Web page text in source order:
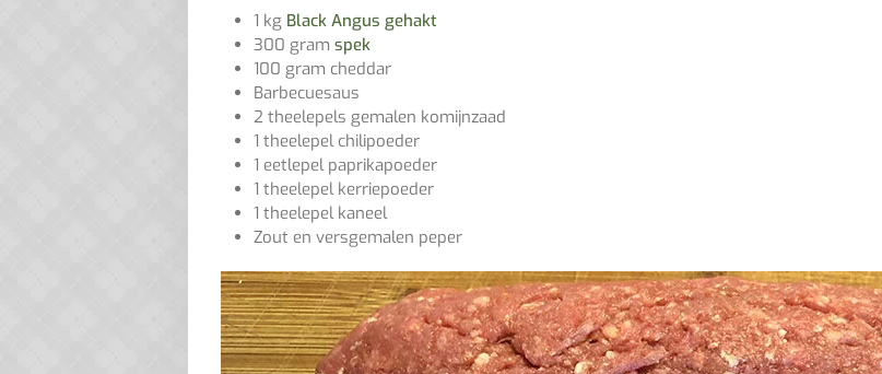
1 kg Black Angus gehakt
300 gram spek
100 gram cheddar
Barbecuesaus
2 theelepels gemalen komijnzaad
1 theelepel chilipoeder
1 eetlepel paprikapoeder
1 theelepel kerriepoeder
1 theelepel kaneel
Zout en versgemalen peper